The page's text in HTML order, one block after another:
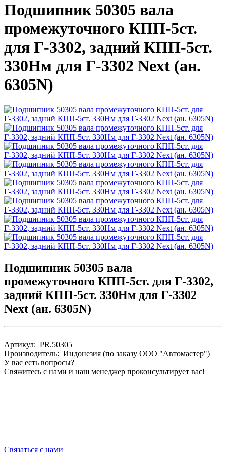
Подшипник 50305 вала
промежуточного КПП-5ст.
для Г-3302, задний КПП-5ст.
330Нм для Г-3302 Next (ан.
6305N)
Подшипник 50305 вала
промежуточного КПП-5ст. для Г-3302,
задний КПП-5ст. 330Нм для Г-3302
Next (ан. 6305N)
Артикул: PR.50305
Производитель: Индонезия (по заказу ООО "Автомастер")
У вас есть вопросы?
Свяжитесь с нами и наш менеджер проконсультирует вас!
Связаться с нами